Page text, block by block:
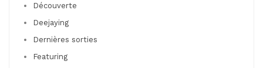
Découverte
Deejaying
Dernières sorties
Featuring